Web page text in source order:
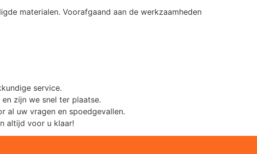
materialen. Voorafgaand aan de werkzaamheden
service.
zijn we snel ter plaatse.
al uw vragen en spoedgevallen.
altijd voor u klaar!